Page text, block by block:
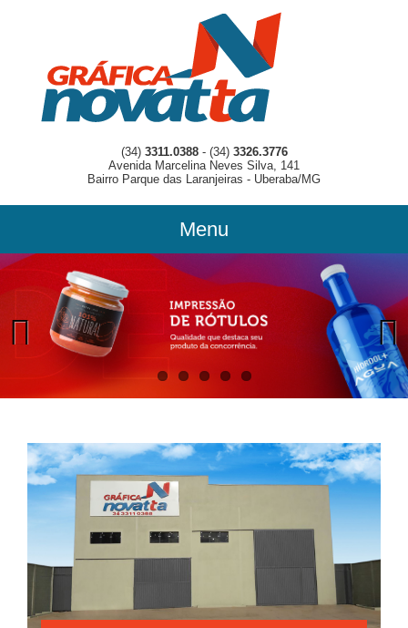
(34) 3311.0388- (34) 3326.3776
Avenida Marcelina Neves Silva, 141
Bairro Parque das Laranjeiras - Uberaba/MG
Menu
Next
Next